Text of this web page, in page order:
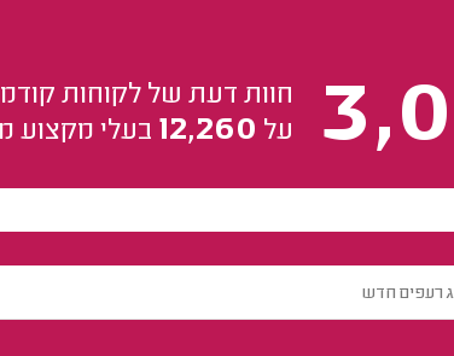
חוות דעת של לקוחות
על 12,260 בעלי מקצוע
רעפים חדש